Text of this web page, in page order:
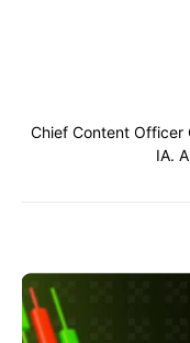
Chief Content Officer
IA.